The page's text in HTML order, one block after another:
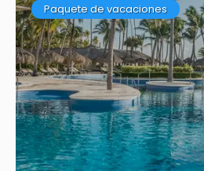
Paquete de vacaciones